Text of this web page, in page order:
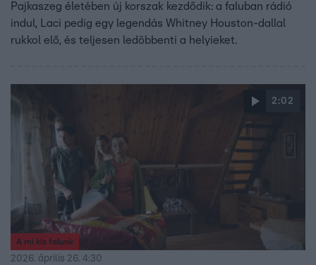
Pajkaszeg életében új korszak kezdődik: a faluban rádió
indul, Laci pedig egy legendás Whitney Houston-dallal
rukkol elő, és teljesen ledöbbenti a helyieket.
2:02
A mi kis falunk
2026. április 26. 4:30